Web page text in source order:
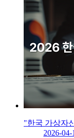
"한국 가상자
2026-